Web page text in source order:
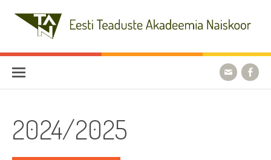
Eesti Teaduste Akadeemia
Naiskoor
2024/2025